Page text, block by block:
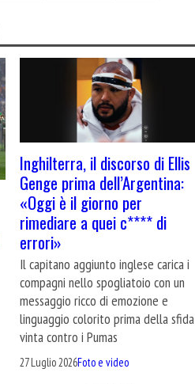
Inghilterra, il discorso di Ellis
Genge prima dell’Argentina:
«Oggi è il giorno per
rimediare a quei c**** di
errori»
Il capitano aggiunto inglese carica i
compagni nello spogliatoio con un
messaggio ricco di emozione e
linguaggio colorito prima della sfida
vinta contro i Pumas
27 Luglio 2026Foto e video